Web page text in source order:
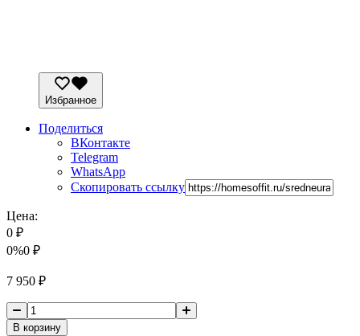
Избранное
Поделиться
ВКонтакте
Telegram
WhatsApp
Скопировать ссылку
Цена:
0 ₽
0%0 ₽
7 950 ₽
В корзину